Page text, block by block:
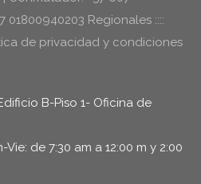
01800940203 Regionales ::::
de privacidad y condiciones
B-Piso 1- Oficina de
Vie: de 7:30 am a 12:00 m y 2:00